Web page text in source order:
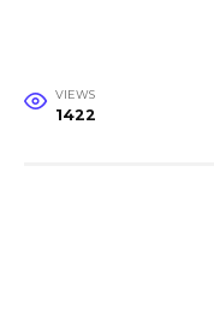
VIEWS
1422